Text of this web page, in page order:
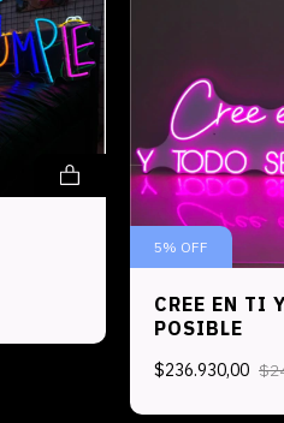
5% OFF
CREE EN TI
POSIBLE
$236.930,00